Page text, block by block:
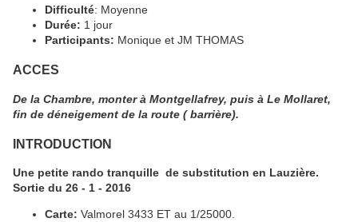
Difficulté: Moyenne
Durée: 1 jour
Participants: Monique et JM THOMAS
ACCES
De la Chambre, monter à Montgellafrey, puis à Le Mollaret,
fin de déneigement de la route ( barrière).
INTRODUCTION
Une petite rando tranquille de substitution en Lauzière.
Sortie du 26 - 1 - 2016
Carte: Valmorel 3433 ET au 1/25000.